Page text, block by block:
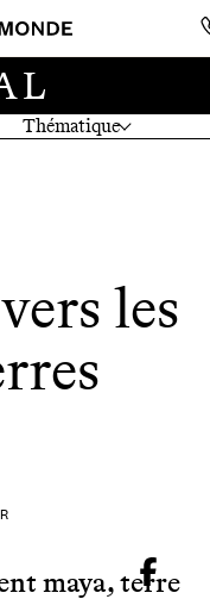
Thématique
les
sur
maya, terre